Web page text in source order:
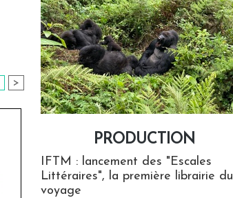
>
PRODUCTION
IFTM : lancement des "Escales
Littéraires", la première librairie du
voyage